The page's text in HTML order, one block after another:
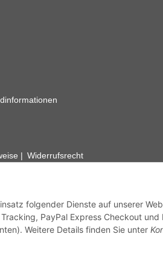
folgender Dienste auf unserer
PayPal Express Checkout
Weitere Details finden Sie unter
Widerrufsrecht
Abbildungen der Artikel können